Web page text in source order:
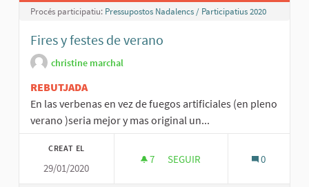
Procés participatiu: Pressupostos Nadalencs / Participatius 2020
Fires y festes de verano
christine marchal
REBUTJADA
En las verbenas en vez de fuegos artificiales (en pleno
verano )seria mejor y mas original un...
CREAT EL
29/01/2020
7 7 SEGUIDORES
SEGUIR 0